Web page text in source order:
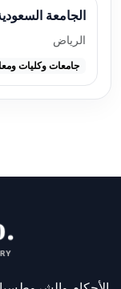
الجامعة
الرياض
جامعات وكليات